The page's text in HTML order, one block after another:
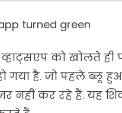
turned green
को खोलते ही
गया है. जो पहले ब्लू
नहीं कर रहे हैं. यह